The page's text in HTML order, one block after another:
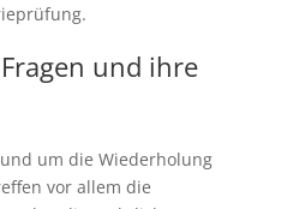
und ihre
um die Wiederholung
vor allem die